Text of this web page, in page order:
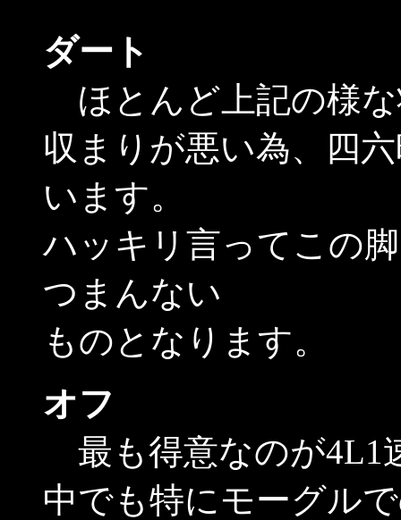
ダート
ほとんど上記の様
収まりが悪い為、四
います。
ハッキリ言ってこの
つまんない
ものとなります。
オフ
最も得意なのが4L1
中でも特にモーグル